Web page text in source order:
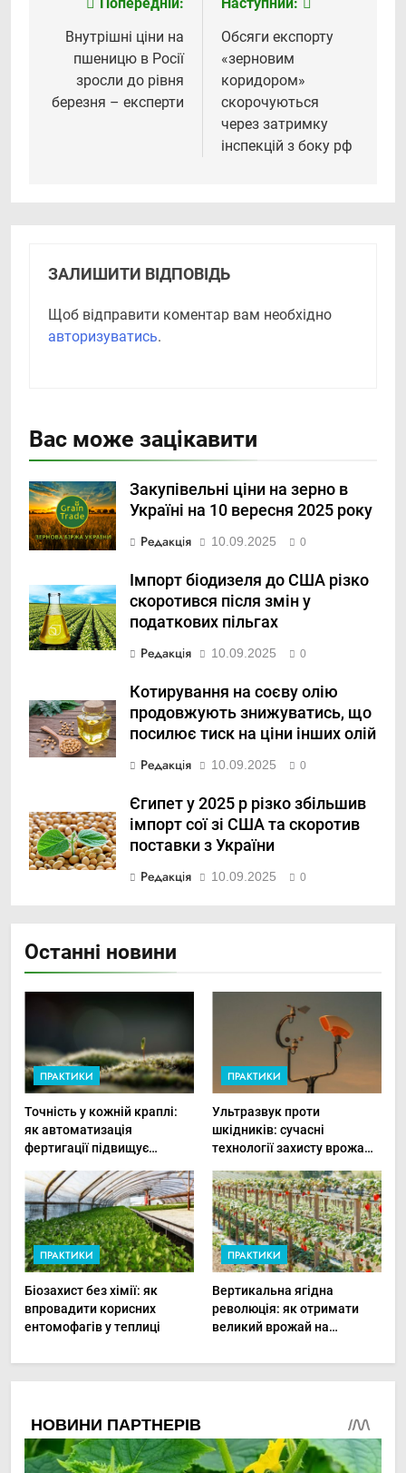
Навігація
записів
Внутрішні ціни на
пшеницю в Росії
зросли до рівня
березня – експерти
Обсяги експорту
«зерновим
коридором»
скорочуються
через затримку
інспекцій з боку рф
ЗАЛИШИТИ ВІДПОВІДЬ
Щоб відправити коментар вам необхідно
авторизуватись.
Вас може зацікавити
Закупівельні ціни на зерно в
Україні на 10 вересня 2025 року
Редакція 10.09.2025 0
Імпорт біодизеля до США різко
скоротився після змін у
податкових пільгах
Редакція 10.09.2025 0
Котирування на соєву олію
продовжують знижуватись, що
посилює тиск на ціни інших олій
Редакція 10.09.2025 0
Єгипет у 2025 р різко збільшив
імпорт сої зі США та скоротив
поставки з України
Редакція 10.09.2025 0
Останні новини
ПРАКТИКИ
Точність у кожній краплі:
як автоматизація
фертигації підвищує
ПРАКТИКИ
Ультразвук проти
шкідників: сучасні
технології захисту врожаю
ПРАКТИКИ
Біозахист без хімії: як
впровадити корисних
ентомофагів у теплиці
ПРАКТИКИ
Вертикальна ягідна
революція: як отримати
великий врожай на